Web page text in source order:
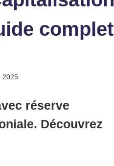
complet
2025
réserve
Découvrez